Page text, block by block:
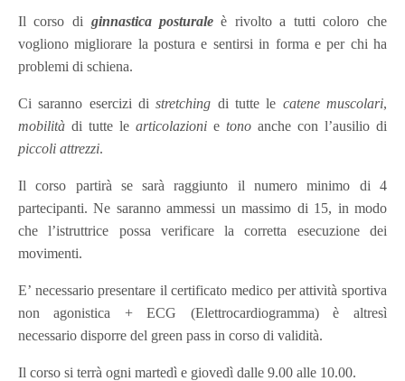
Il corso di ginnastica posturale è rivolto a tutti coloro che
vogliono migliorare la postura e sentirsi in forma e per chi ha
problemi di schiena.
Ci saranno esercizi distretching di tutte le catene muscolari,
mobilità di tutte le articolazionie tonoanche con l’ausilio di
piccoli attrezzi.
Il corso partirà se sarà raggiunto il numero minimo di 4
partecipanti. Ne saranno ammessi un massimo di 15, in modo
che l’istruttrice possa verificare la corretta esecuzione dei
movimenti.
E’ necessario presentare il certificato medico per attività sportiva
non agonistica + ECG (Elettrocardiogramma) è altresì
necessario disporre del green pass in corso di validità.
Il corso si terrà ogni martedì e giovedì dalle 9.00 alle 10.00.